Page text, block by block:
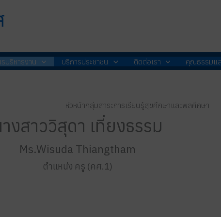
รบริหารงาน บริการประชาชน ติดต่อเรา
คุณธรรมแล
หัวหน้ากลุ่มสาระการเรียนรู้สุขศึกษาและพลศึกษา
งสาววิสุดา เที่ยงธรรม
Ms.Wisuda Thiangtham
ตำแหน่ง ครู (คศ.1)